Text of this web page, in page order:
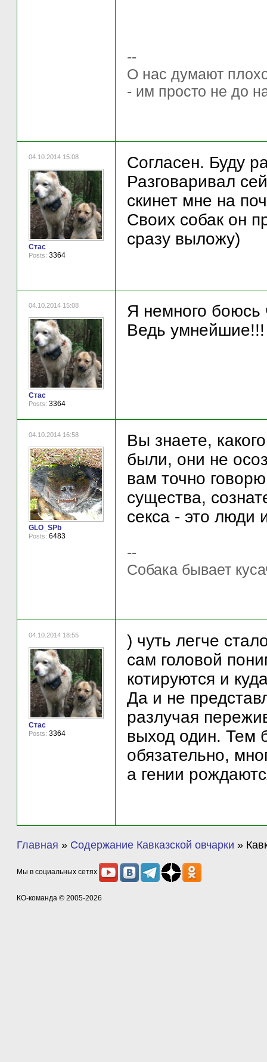
--
О нас думают
- им просто не до
04.10.2014 15:08
Стас
Posts: 3364
Согласен. Буду
Разговаривал
скинет мне на
Своих собак он
сразу выложу)
04.10.2014 15:08
Стас
Posts: 3364
Я немного боюсь
Ведь умнейшие!!!
04.10.2014 16:58
GLO_SPb
Posts: 6483
Вы знаете,
были, они не
вам точно
существа,
секса - это люди
--
Собака бывает
04.10.2014 18:55
Стас
Posts: 3364
) чуть легче
сам головой
котируются и
Да и не
разлучая
выход один. Тем
обязательно,
а гении
Главная » Содержание Кавказской овчарки »
Мы в социальных сетях
КО-команда © 2005-2026